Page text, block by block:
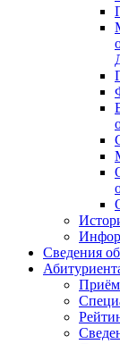
Сведения